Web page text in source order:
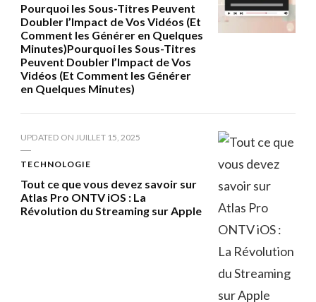
Pourquoi les Sous-Titres Peuvent
Doubler l’Impact de Vos Vidéos (Et
Comment les Générer en Quelques
Minutes)Pourquoi les Sous-Titres
Peuvent Doubler l’Impact de Vos
Vidéos (Et Comment les Générer
en Quelques Minutes)
UPDATED ON JUILLET 15, 2025
TECHNOLOGIE
Tout ce que vous devez savoir sur
Atlas Pro ONTV iOS : La
Révolution du Streaming sur Apple